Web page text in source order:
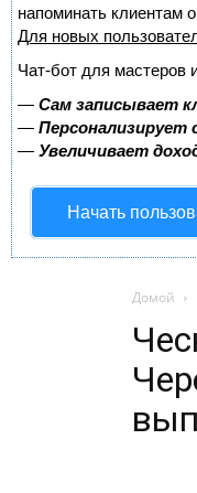
напоминать клиентам
Для новых
Чат-бот для мастеров
— Сам записывает
— Персонализирует
— Увеличивает
Начать
Домой